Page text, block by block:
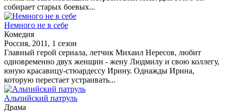
собирает старых боевых...
Немного не в себе
Комедия
Россия, 2011, 1 сезон
Главный герой сериала, летчик Михаил Нересов, любит
одновременно двух женщин - жену Людмилу и свою коллегу,
юную красавицу-стюардессу Ирину. Однажды Ирина,
которую перестает устраивать...
Альпийский патруль
Драма